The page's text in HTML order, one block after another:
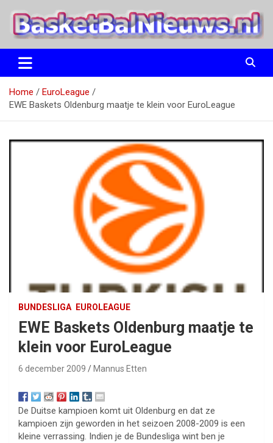
naar
BasketBalNieuws.nl
Etten
Home
EuroLeague
EWE Baskets Oldenburg maatje te klein voor EuroLeague
BUNDESLIGA EUROLEAGUE
EWE Baskets Oldenburg maatje te
klein voor EuroLeague
6 december 2009 Mannus Etten
De Duitse kampioen komt uit Oldenburg en dat ze
kampioen zijn geworden in het seizoen 2008-2009 is een
kleine verrassing. Indien je de Bundesliga wint ben je